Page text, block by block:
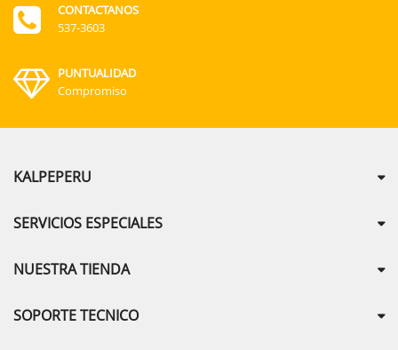
CONTACTANOS
537-3603
PUNTUALIDAD
Compromiso
KALPEPERU
SERVICIOS ESPECIALES
NUESTRA TIENDA
SOPORTE TECNICO